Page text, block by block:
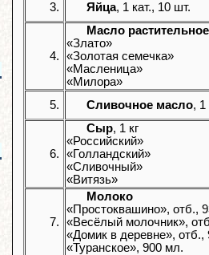
3. Яйца, 1 кат., 10 шт.
4.
Масло
«Злато»
«Золотая семечка»
«Масленица»
«Милора»
5.
Сливочное масло, 1
6.
Сыр, 1 кг
«Российский»
«Голландский»
«Сливочный»
«Витязь»
7.
Молоко
«Простоквашино», отб.,
«Весёлый молочник»,
«Домик в деревне», отб.,
«Туранское», 900 мл.